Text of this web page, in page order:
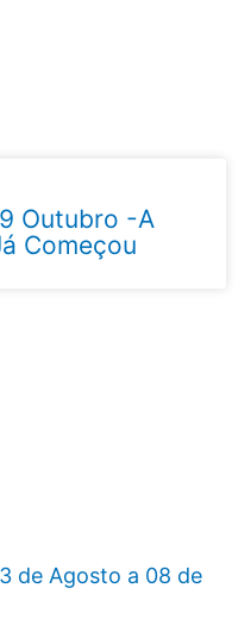
Outubro -A
Começou
de Agosto a 08 de